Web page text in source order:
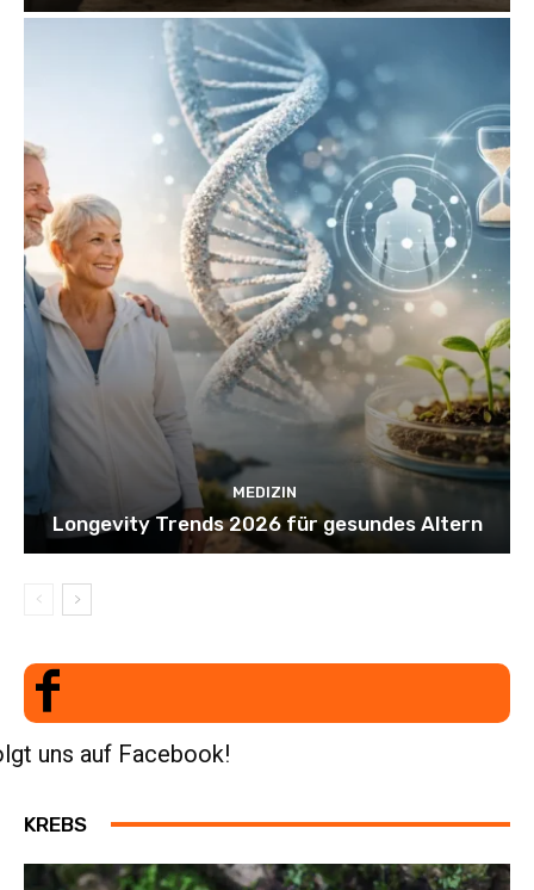
MEDIZIN
Longevity Trends 2026 für gesundes Altern
uns auf Facebook!
KREBS